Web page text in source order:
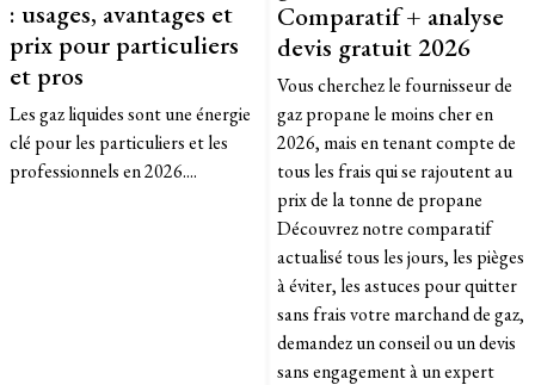
: usages, avantages et
prix pour particuliers
et pros
Les gaz liquides sont une énergie
clé pour les particuliers et les
professionnels en 2026....
Comparatif + analyse
devis gratuit 2026
Vous cherchez le fournisseur de
gaz propane le moins cher en
2026, mais en tenant compte de
tous les frais qui se rajoutent au
prix de la tonne de propane
Découvrez notre comparatif
actualisé tous les jours, les pièges
à éviter, les astuces pour quitter
sans frais votre marchand de gaz,
demandez un conseil ou un devis
sans engagement à un expert